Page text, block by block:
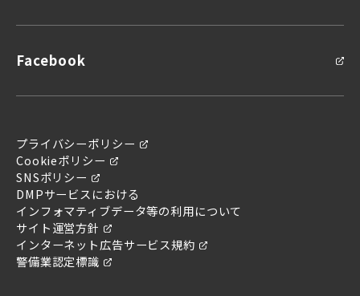
問い合わせ
Facebook
プライバシーポリシー
Cookieポリシー
SNSポリシー
DMPサービスにおける
インフォマティブデータ等の利用について
サイト運営方針
インターネット広告サービス規約
警備業認定標識